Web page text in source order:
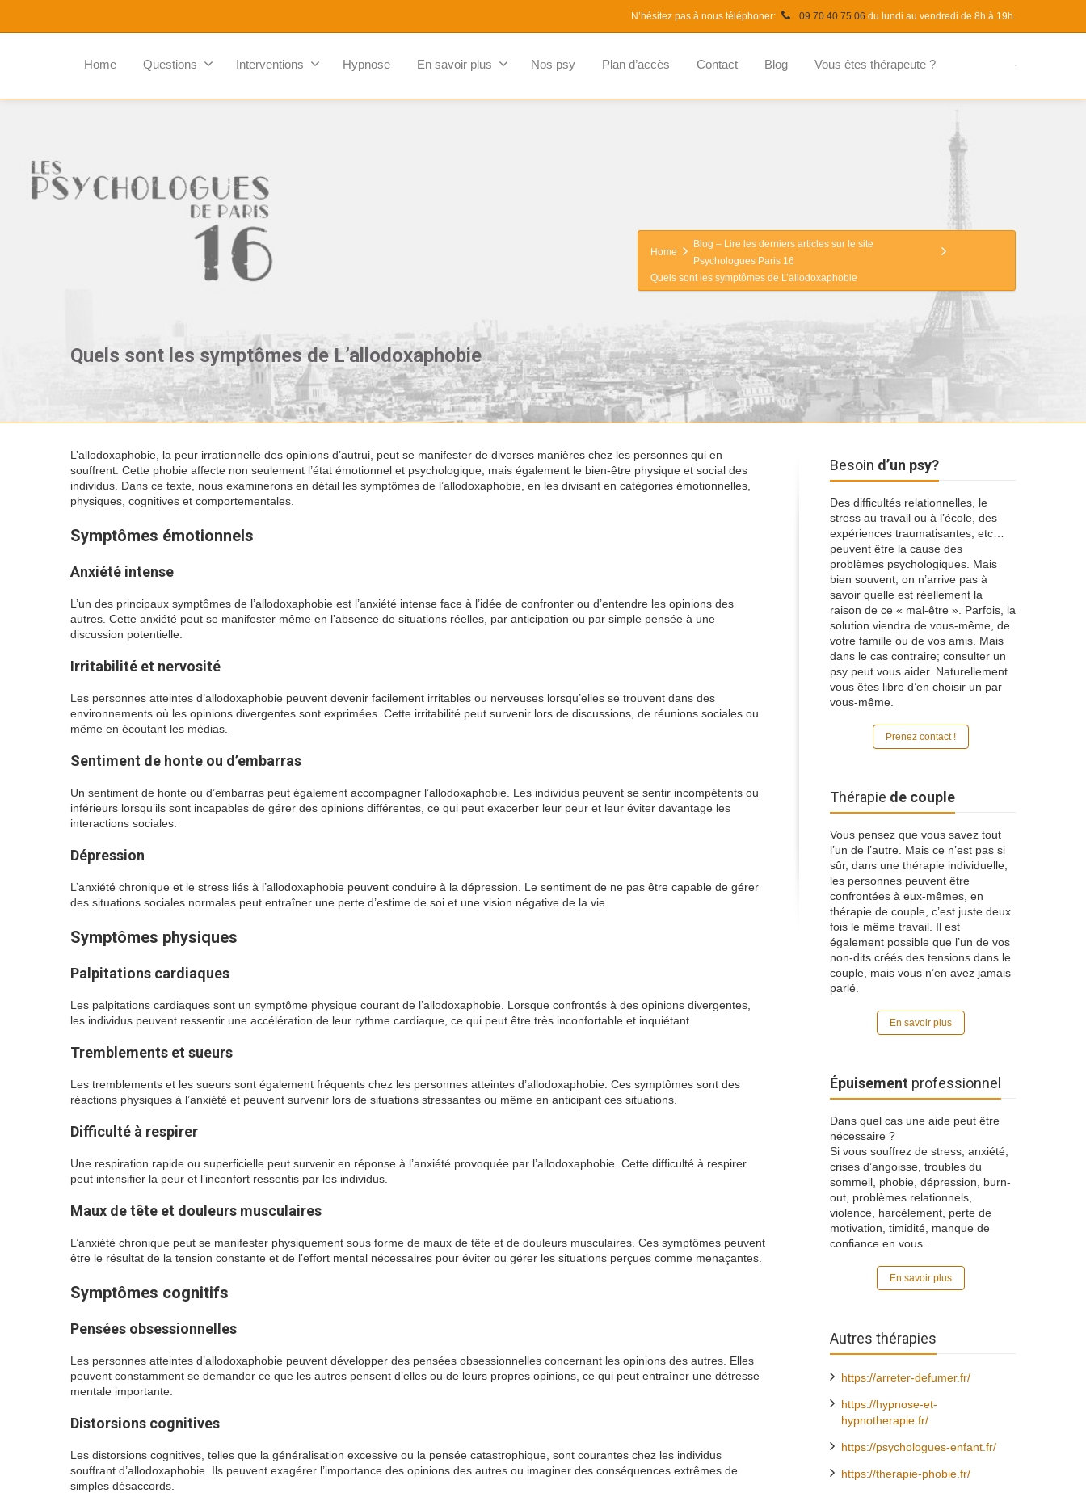
N’hésitez pas à nous téléphoner: 09 70 40 75 06 du lundi au vendredi de 8h à 19h.
Home Questions Interventions Hypnose En savoir plus Nos psy Plan d’accès Contact Blog Vous êtes thérapeute ?
Quels sont les symptômes de L’allodoxaphobie
Home
Blog – Lire les derniers articles sur le site
Psychologues Paris 16
Quels sont les symptômes de L’allodoxaphobie
L’allodoxaphobie, la peur irrationnelle des opinions d’autrui, peut se manifester de diverses manières chez les personnes qui en
souffrent. Cette phobie affecte non seulement l’état émotionnel et psychologique, mais également le bien-être physique et social des
individus. Dans ce texte, nous examinerons en détail les symptômes de l’allodoxaphobie, en les divisant en catégories émotionnelles,
physiques, cognitives et comportementales.
Symptômes émotionnels
Anxiété intense
L’un des principaux symptômes de l’allodoxaphobie est l’anxiété intense face à l’idée de confronter ou d’entendre les opinions des
autres. Cette anxiété peut se manifester même en l’absence de situations réelles, par anticipation ou par simple pensée à une
discussion potentielle.
Irritabilité et nervosité
Les personnes atteintes d’allodoxaphobie peuvent devenir facilement irritables ou nerveuses lorsqu’elles se trouvent dans des
environnements où les opinions divergentes sont exprimées. Cette irritabilité peut survenir lors de discussions, de réunions sociales ou
même en écoutant les médias.
Sentiment de honte ou d’embarras
Un sentiment de honte ou d’embarras peut également accompagner l’allodoxaphobie. Les individus peuvent se sentir incompétents ou
inférieurs lorsqu’ils sont incapables de gérer des opinions différentes, ce qui peut exacerber leur peur et leur éviter davantage les
interactions sociales.
Dépression
L’anxiété chronique et le stress liés à l’allodoxaphobie peuvent conduire à la dépression. Le sentiment de ne pas être capable de gérer
des situations sociales normales peut entraîner une perte d’estime de soi et une vision négative de la vie.
Symptômes physiques
Palpitations cardiaques
Les palpitations cardiaques sont un symptôme physique courant de l’allodoxaphobie. Lorsque confrontés à des opinions divergentes,
les individus peuvent ressentir une accélération de leur rythme cardiaque, ce qui peut être très inconfortable et inquiétant.
Tremblements et sueurs
Les tremblements et les sueurs sont également fréquents chez les personnes atteintes d’allodoxaphobie. Ces symptômes sont des
réactions physiques à l’anxiété et peuvent survenir lors de situations stressantes ou même en anticipant ces situations.
Difficulté à respirer
Une respiration rapide ou superficielle peut survenir en réponse à l’anxiété provoquée par l’allodoxaphobie. Cette difficulté à respirer
peut intensifier la peur et l’inconfort ressentis par les individus.
Maux de tête et douleurs musculaires
L’anxiété chronique peut se manifester physiquement sous forme de maux de tête et de douleurs musculaires. Ces symptômes peuvent
être le résultat de la tension constante et de l’effort mental nécessaires pour éviter ou gérer les situations perçues comme menaçantes.
Symptômes cognitifs
Pensées obsessionnelles
Les personnes atteintes d’allodoxaphobie peuvent développer des pensées obsessionnelles concernant les opinions des autres. Elles
peuvent constamment se demander ce que les autres pensent d’elles ou de leurs propres opinions, ce qui peut entraîner une détresse
mentale importante.
Distorsions cognitives
Les distorsions cognitives, telles que la généralisation excessive ou la pensée catastrophique, sont courantes chez les individus
souffrant d’allodoxaphobie. Ils peuvent exagérer l’importance des opinions des autres ou imaginer des conséquences extrêmes de
simples désaccords.
Besoin d’un psy?
Des difficultés relationnelles, le
stress au travail ou à l’école, des
expériences traumatisantes, etc…
peuvent être la cause des
problèmes psychologiques. Mais
bien souvent, on n’arrive pas à
savoir quelle est réellement la
raison de ce « mal-être ». Parfois, la
solution viendra de vous-même, de
votre famille ou de vos amis. Mais
dans le cas contraire; consulter un
psy peut vous aider. Naturellement
vous êtes libre d’en choisir un par
vous-même.
Prenez contact !
Thérapie de couple
Vous pensez que vous savez tout
l’un de l’autre. Mais ce n’est pas si
sûr, dans une thérapie individuelle,
les personnes peuvent être
confrontées à eux-mêmes, en
thérapie de couple, c’est juste deux
fois le même travail. Il est
également possible que l’un de vos
non-dits créés des tensions dans le
couple, mais vous n’en avez jamais
parlé.
En savoir plus
Épuisement professionnel
Dans quel cas une aide peut être
nécessaire ?
Si vous souffrez de stress, anxiété,
crises d’angoisse, troubles du
sommeil, phobie, dépression, burn-
out, problèmes relationnels,
violence, harcèlement, perte de
motivation, timidité, manque de
confiance en vous.
En savoir plus
Autres thérapies
https://arreter-defumer.fr/
https://hypnose-et-
hypnotherapie.fr/
https://psychologues-enfant.fr/
https://therapie-phobie.fr/